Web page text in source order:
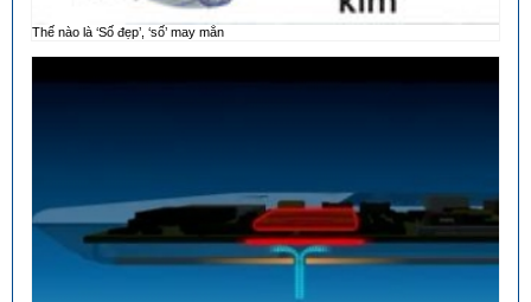
Thế nào là ‘Số đẹp’, ‘số’ may mắn